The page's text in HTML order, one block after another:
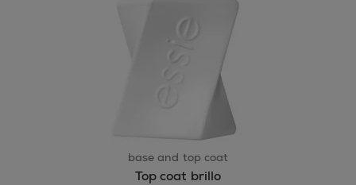
base and top coat
Top coat brillo